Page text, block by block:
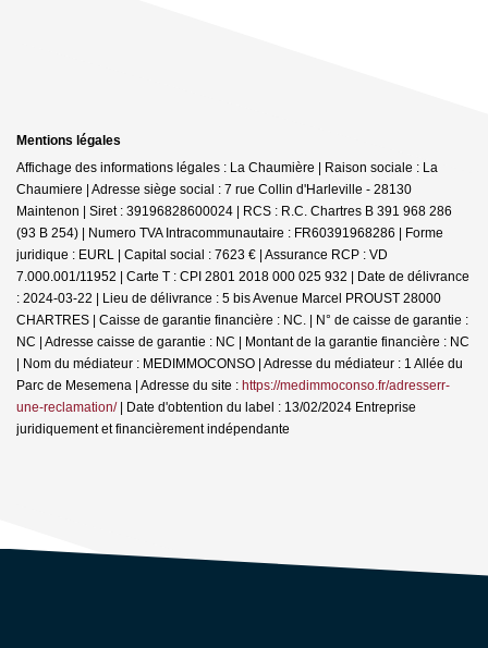
Mentions légales
Affichage des informations légales : La Chaumière | Raison sociale : La
Chaumiere | Adresse siège social : 7 rue Collin d'Harleville - 28130
Maintenon | Siret : 39196828600024 | RCS : R.C. Chartres B 391 968 286
(93 B 254) | Numero TVA Intracommunautaire : FR60391968286 | Forme
juridique : EURL | Capital social : 7623 € | Assurance RCP : VD
7.000.001/11952 | Carte T : CPI 2801 2018 000 025 932 | Date de délivrance
: 2024-03-22 | Lieu de délivrance : 5 bis Avenue Marcel PROUST 28000
CHARTRES | Caisse de garantie financière : NC. | N° de caisse de garantie :
NC | Adresse caisse de garantie : NC | Montant de la garantie financière : NC
| Nom du médiateur : MEDIMMOCONSO | Adresse du médiateur : 1 Allée du
Parc de Mesemena | Adresse du site : https://medimmoconso.fr/adresserr-
une-reclamation/| Date d'obtention du label : 13/02/2024 Entreprise
juridiquement et financièrement indépendante